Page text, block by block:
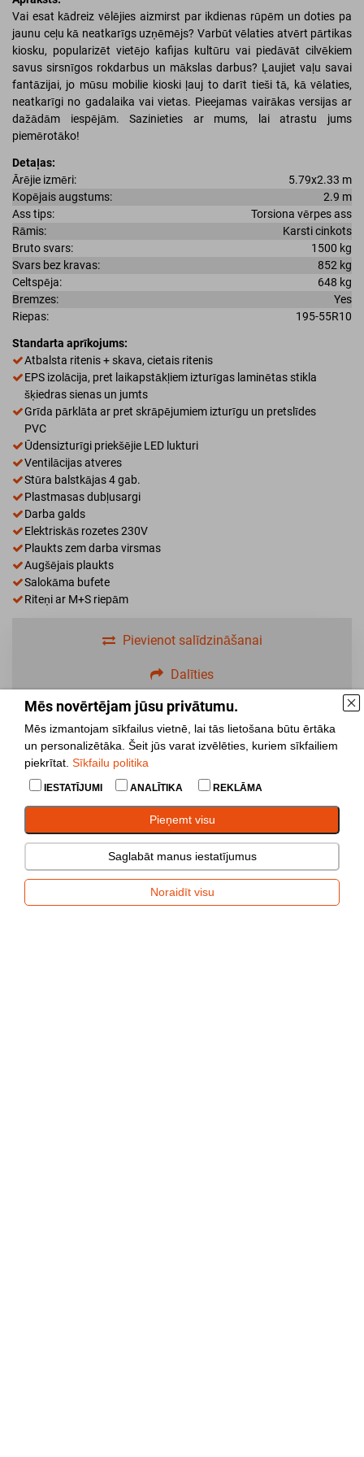
Mēs novērtējam jūsu privātumu.
Mēs izmantojam sīkfailus vietnē, lai tās lietošana būtu ērtāka
un personalizētāka. Šeit jūs varat izvēlēties, kuriem sīkfailiem
piekrītat. Sīkfailu politika
IESTATĪJUMI ANALĪTIKA REKLĀMA
Pieņemt visu
Saglabāt manus iestatījumus
Noraidīt visu
Vai esat kādreiz vēlējies aizmirst par ikdienas rūpēm un doties pa
jaunu ceļu kā neatkarīgs uzņēmējs? Varbūt vēlaties atvērt pārtikas
kiosku, popularizēt vietējo kafijas kultūru vai piedāvāt cilvēkiem
savus sirsnīgos rokdarbus un mākslas darbus? Ļaujiet vaļu savai
fantāzijai, jo mūsu mobilie kioski ļauj to darīt tieši tā, kā vēlaties,
neatkarīgi no gadalaika vai vietas. Pieejamas vairākas versijas ar
dažādām iespējām. Sazinieties ar mums, lai atrastu jums
piemērotāko!
Detaļas:
Ārējie izmēri:
5.79x2.33 m
Kopējais augstums:
2.9 m
Ass tips:
Torsiona vērpes ass
Rāmis:
Karsti cinkots
Bruto svars:
1500 kg
Svars bez kravas:
852 kg
Celtspēja:
648 kg
Bremzes:
Yes
Riepas:
195-55R10
Standarta aprīkojums:
Atbalsta ritenis + skava, cietais ritenis
EPS izolācija, pret laikapstākļiem izturīgas laminētas stikla
šķiedras sienas un jumts
Grīda pārklāta ar pret skrāpējumiem izturīgu un pretslīdes
PVC
Ūdensizturīgi priekšējie LED lukturi
Ventilācijas atveres
Stūra balstkājas 4 gab.
Plastmasas dubļusargi
Darba galds
Elektriskās rozetes 230V
Plaukts zem darba virsmas
Augšējais plaukts
Salokāma bufete
Riteņi ar M+S riepām
Pievienot salīdzināšanai
Dalīties